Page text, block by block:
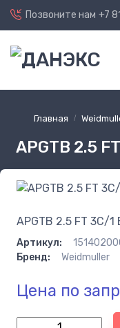
Позвоните нам +7
Главная
APGTB 2.5
APGTB 2.5 FT 3C/1
Артикул:
Бренд:
Weidmuller
Цена по